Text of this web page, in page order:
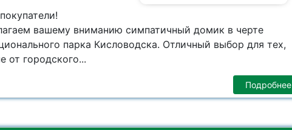
вашему вниманию симпатичный домик в черте
парка Кисловодска. Отличный выбор для тех,
от городского...
Подробнее